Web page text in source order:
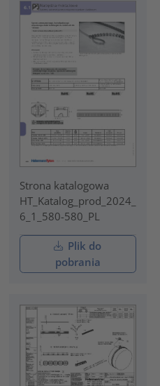
Strona katalogowa
HT_Katalog_prod_2024_
6_1_580-580_PL
Plik do
pobrania